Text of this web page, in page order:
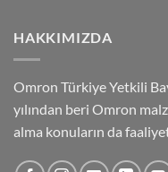
HAKKIMIZDA
Omron Türkiye Yetkili
yılından beri Omron
alma konuların da